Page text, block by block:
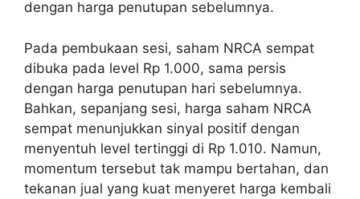
dengan harga penutupan sebelumnya.
Pada pembukaan sesi, saham NRCA sempat
dibuka pada level Rp 1.000, sama persis
dengan harga penutupan hari sebelumnya.
Bahkan, sepanjang sesi, harga saham NRCA
sempat menunjukkan sinyal positif dengan
menyentuh level tertinggi di Rp 1.010. Namun,
momentum tersebut tak mampu bertahan, dan
tekanan jual yang kuat menyeret harga kembali